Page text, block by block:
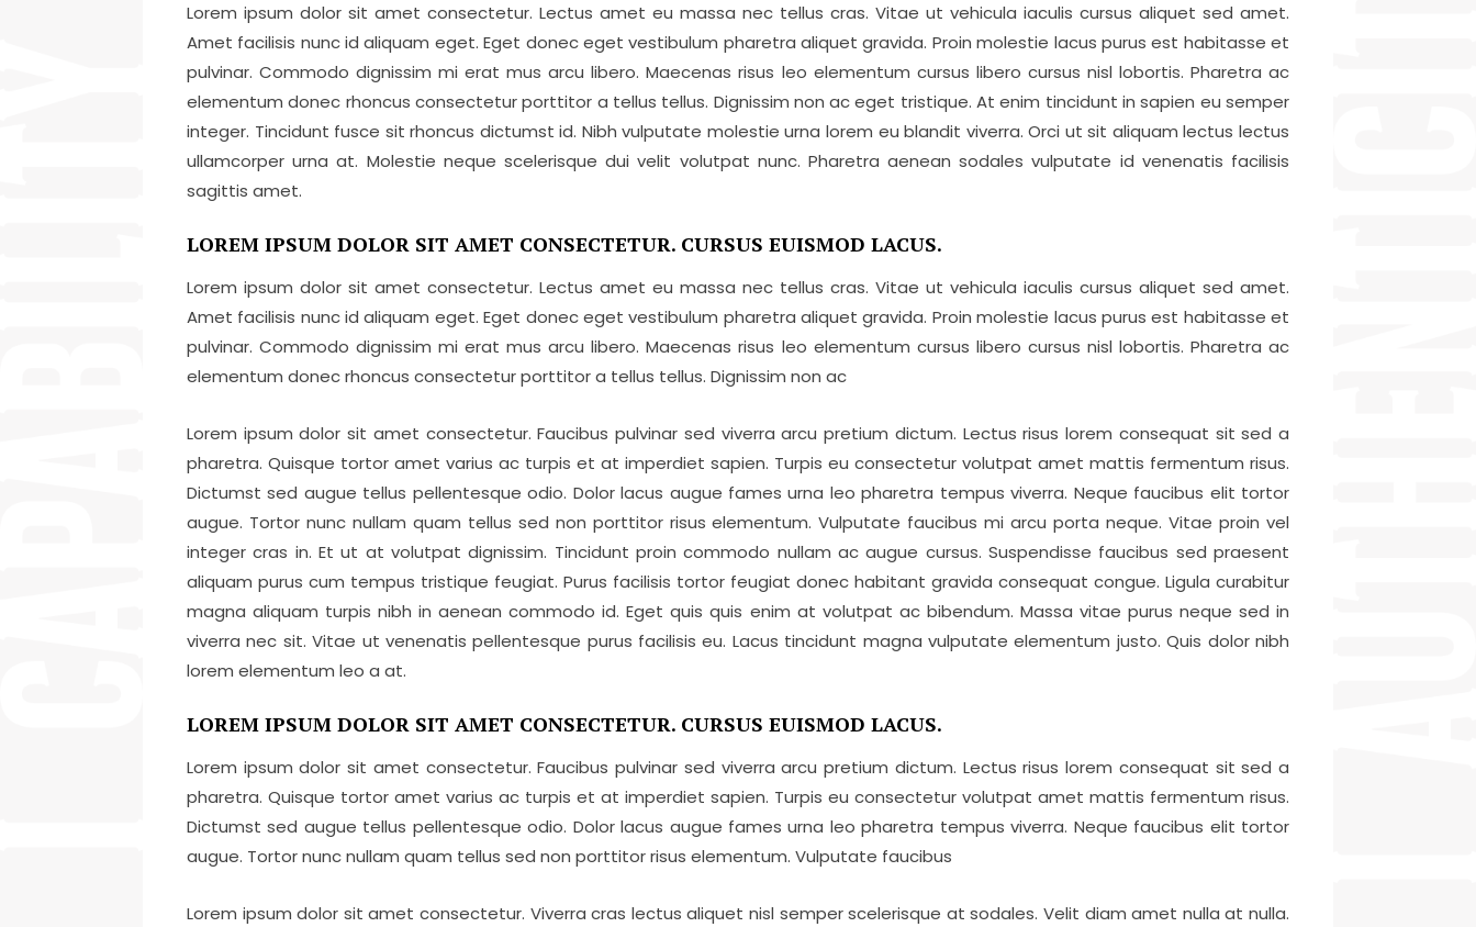
Lorem ipsum dolor sit amet consectetur. Lectus amet eu massa nec tellus cras. Vitae ut vehicula iaculis cursus aliquet sed amet.
Amet facilisis nunc id aliquam eget. Eget donec eget vestibulum pharetra aliquet gravida. Proin molestie lacus purus est habitasse et
pulvinar. Commodo dignissim mi erat mus arcu libero. Maecenas risus leo elementum cursus libero cursus nisl lobortis. Pharetra ac
elementum donec rhoncus consectetur porttitor a tellus tellus. Dignissim non ac eget tristique. At enim tincidunt in sapien eu semper
integer. Tincidunt fusce sit rhoncus dictumst id. Nibh vulputate molestie urna lorem eu blandit viverra. Orci ut sit aliquam lectus lectus
ullamcorper urna at. Molestie neque scelerisque dui velit volutpat nunc. Pharetra aenean sodales vulputate id venenatis facilisis
sagittis amet.
LOREM IPSUM DOLOR SIT AMET CONSECTETUR. CURSUS EUISMOD LACUS.
Lorem ipsum dolor sit amet consectetur. Lectus amet eu massa nec tellus cras. Vitae ut vehicula iaculis cursus aliquet sed amet.
Amet facilisis nunc id aliquam eget. Eget donec eget vestibulum pharetra aliquet gravida. Proin molestie lacus purus est habitasse et
pulvinar. Commodo dignissim mi erat mus arcu libero. Maecenas risus leo elementum cursus libero cursus nisl lobortis. Pharetra ac
elementum donec rhoncus consectetur porttitor a tellus tellus. Dignissim non ac
Lorem ipsum dolor sit amet consectetur. Faucibus pulvinar sed viverra arcu pretium dictum. Lectus risus lorem consequat sit sed a
pharetra. Quisque tortor amet varius ac turpis et at imperdiet sapien. Turpis eu consectetur volutpat amet mattis fermentum risus.
Dictumst sed augue tellus pellentesque odio. Dolor lacus augue fames urna leo pharetra tempus viverra. Neque faucibus elit tortor
augue. Tortor nunc nullam quam tellus sed non porttitor risus elementum. Vulputate faucibus mi arcu porta neque. Vitae proin vel
integer cras in. Et ut at volutpat dignissim. Tincidunt proin commodo nullam ac augue cursus. Suspendisse faucibus sed praesent
aliquam purus cum tempus tristique feugiat. Purus facilisis tortor feugiat donec habitant gravida consequat congue. Ligula curabitur
magna aliquam turpis nibh in aenean commodo id. Eget quis quis enim at volutpat ac bibendum. Massa vitae purus neque sed in
viverra nec sit. Vitae ut venenatis pellentesque purus facilisis eu. Lacus tincidunt magna vulputate elementum justo. Quis dolor nibh
lorem elementum leo a at.
LOREM IPSUM DOLOR SIT AMET CONSECTETUR. CURSUS EUISMOD LACUS.
Lorem ipsum dolor sit amet consectetur. Faucibus pulvinar sed viverra arcu pretium dictum. Lectus risus lorem consequat sit sed a
pharetra. Quisque tortor amet varius ac turpis et at imperdiet sapien. Turpis eu consectetur volutpat amet mattis fermentum risus.
Dictumst sed augue tellus pellentesque odio. Dolor lacus augue fames urna leo pharetra tempus viverra. Neque faucibus elit tortor
augue. Tortor nunc nullam quam tellus sed non porttitor risus elementum. Vulputate faucibus
Lorem ipsum dolor sit amet consectetur. Viverra cras lectus aliquet nisl semper scelerisque at sodales. Velit diam amet nulla at nulla.